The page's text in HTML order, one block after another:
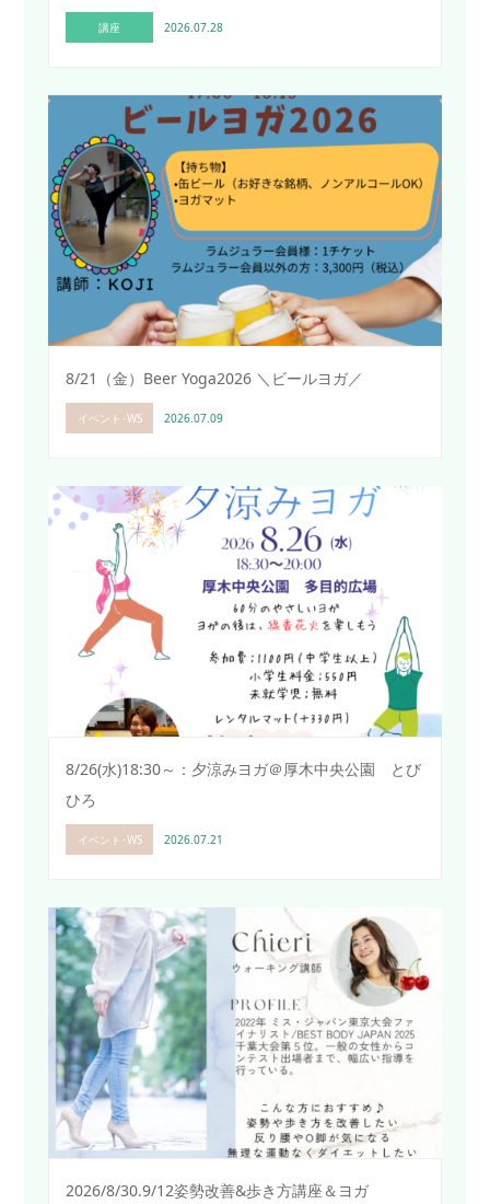
講座 2026.07.28
8/21（金）Beer Yoga2026 ＼ビールヨガ／
イベント･WS 2026.07.09
8/26(水)18:30～：夕涼みヨガ＠厚木中央公園 とび
ひろ
イベント･WS 2026.07.21
2026/8/30.9/12姿勢改善&歩き方講座＆ヨガ